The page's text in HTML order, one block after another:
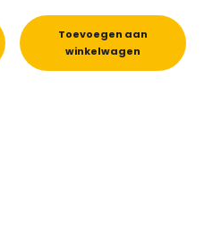
€ 19,99.
€ 11,99.
Toevoegen aan
winkelwagen